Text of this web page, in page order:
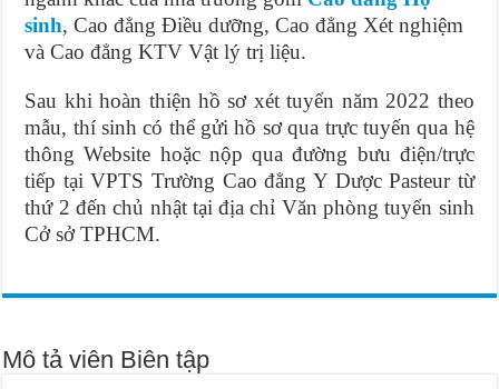
sinh, Cao đẳng Điều dưỡng, Cao đẳng Xét nghiệm
và Cao đẳng KTV Vật lý trị liệu.
Sau khi hoàn thiện hồ sơ xét tuyển năm 2022 theo
mẫu, thí sinh có thể gửi hồ sơ qua trực tuyến qua hệ
thông Website hoặc nộp qua đường bưu điện/trực
tiếp tại VPTS Trường Cao đẳng Y Dược Pasteur từ
thứ 2 đến chủ nhật tại địa chỉ Văn phòng tuyển sinh
Cở sở TPHCM.
Mô tả viên Biên tập